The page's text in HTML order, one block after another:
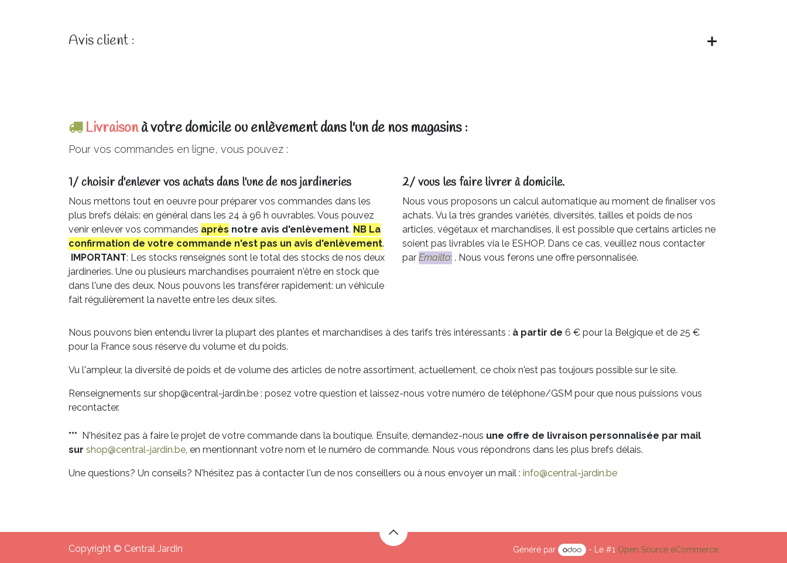
Avis client :
Livraisonà votre domicile ou enlèvement dans l'un de nos magasins :
Pour vos commandes en ligne, vous pouvez :
1/ choisir d'enlever vos achats dans l'une de nos jardineries​
Nous mettons tout en oeuvre pour préparer vos commandes dans les
plus brefs délais: en général dans les 24 à 96 h ouvrables. Vous pouvez
venir enlever vos commandes après notre avis d'enlèvement. NB La
confirmation de votre commande n'est pas un avis d'enlèvement.
IMPORTANT: Les stocks renseignés sont le total des stocks de nos deux
jardineries. Une ou plusieurs marchandises pourraient n'être en stock que
dans l'une des deux. Nous pouvons les transférer rapidement: un véhicule
fait régulièrement la navette entre les deux sites.
2/ vous les faire livrer à domicile.
Nous vous proposons un calcul automatique au moment de finaliser vos
achats. Vu la très grandes variétés, diversités, tailles et poids de nos
articles, végétaux et marchandises, il est possible que certains articles ne
soient pas livrables via le ESHOP. Dans ce cas, veuillez nous contacter
par Emailto: . Nous vous ferons une offre personnalisée.
Nous pouvons bien entendu livrer la plupart des plantes et marchandises à des tarifs très intéressants : à partir de 6 € pour la Belgique et de 25 €
pour la France sous réserve du volume et du poids.
Vu l'ampleur, la diversité de poids et de volume des articles de notre assortiment, actuellement, ce choix n'est pas toujours possible sur le site.
Renseignements sur shop@central-jardin.be : posez votre question et laissez-nous votre numéro de téléphone/GSM pour que nous puissions vous
recontacter.
*** N'hésitez pas à faire le projet de votre commande dans la boutique. Ensuite, demandez-nous une offre de livraison personnalisée par mail
sur shop@central-jardin.be, en mentionnant votre nom et le numéro de commande. Nous vous répondrons dans les plus brefs délais.
Une questions? Un conseils? N'hésitez pas à contacter l'un de nos conseillers ou à nous envoyer un mail : info@central-jardin.be
Copyright © Central Jardin Généré par - Le #1 Open Source eCommerce